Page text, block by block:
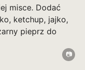
misce. Dodać
ketchup, jajko,
pieprz do